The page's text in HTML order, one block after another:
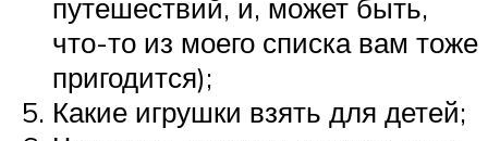
путешествий, и, может быть,
что-то из моего списка вам тоже
пригодится);
Какие игрушки взять для детей;